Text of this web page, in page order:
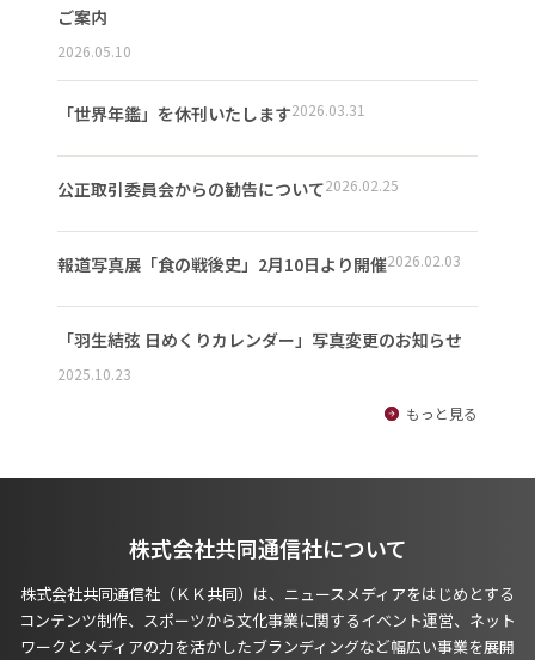
ご案内
2026.05.10
「世界年鑑」を休刊いたします2026.03.31
公正取引委員会からの勧告について2026.02.25
報道写真展「食の戦後史」2月10日より開催2026.02.03
「羽生結弦 日めくりカレンダー」写真変更のお知らせ
2025.10.23
もっと見る
株式会社共同通信社について
株式会社共同通信社（ＫＫ共同）は、ニュースメディアをはじめとする
コンテンツ制作、スポーツから文化事業に関するイベント運営、ネット
ワークとメディアの力を活かしたブランディングなど幅広い事業を展開